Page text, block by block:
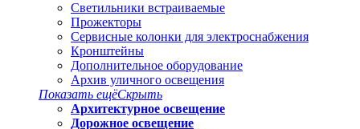
Светильники встраиваемые
Прожекторы
Сервисные колонки для электроснабжения
Кронштейны
Дополнительное оборудование
Архив уличного освещения
Показать ещёСкрыть
Архитектурное освещение
Дорожное освещение